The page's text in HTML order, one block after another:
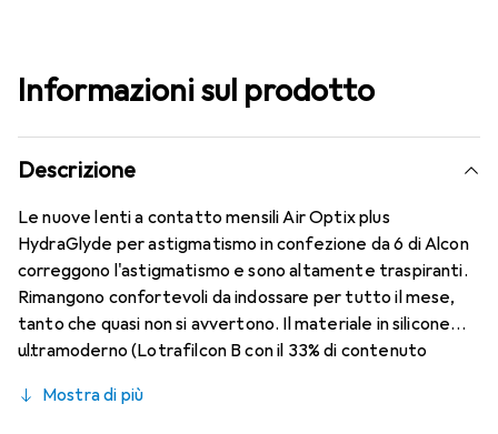
Informazioni sul prodotto
Descrizione
Le nuove lenti a contatto mensili Air Optix plus
HydraGlyde per astigmatismo in confezione da 6 di Alcon
correggono l'astigmatismo e sono altamente traspiranti.
Rimangono confortevoli da indossare per tutto il mese,
tanto che quasi non si avvertono. Il materiale in silicone
ultramoderno (Lotrafilcon B con il 33% di contenuto
Moisture Matrix e la nota tecnologia SmartShield,
Mostra di più